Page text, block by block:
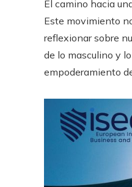
El camino hacia
Este movimiento
reflexionar sobre
de lo masculino y
empoderamiento